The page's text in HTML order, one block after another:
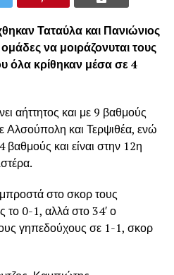
Ταταύλα και Πανιώνιος
να μοιράζονυται τους
όλα κρίθηκαν μέσα σε 4
αήττητος και με 9 βαθμούς
Αλσούπολη και Τερψιθέα, ενώ
και είναι στην 12η
στο σκορ τους
το 0-1, αλλά στο 34′ ο
γηπεδούχους σε 1-1, σκορ